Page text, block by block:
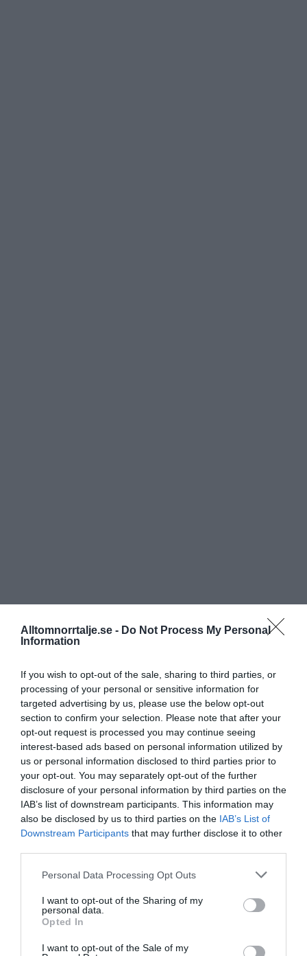
Alltomnorrtalje.se - Do Not Process My Personal
Information
If you wish to opt-out of the sale, sharing to third parties, or
processing of your personal or sensitive information for
targeted advertising by us, please use the below opt-out
section to confirm your selection. Please note that after your
opt-out request is processed you may continue seeing
interest-based ads based on personal information utilized by
us or personal information disclosed to third parties prior to
your opt-out. You may separately opt-out of the further
disclosure of your personal information by third parties on the
IAB’s list of downstream participants. This information may
also be disclosed by us to third parties on the IAB’s List of
Downstream Participants that may further disclose it to other
Personal Data Processing Opt Outs
I want to opt-out of the Sharing of my
personal data.
Opted In
I want to opt-out of the Sale of my